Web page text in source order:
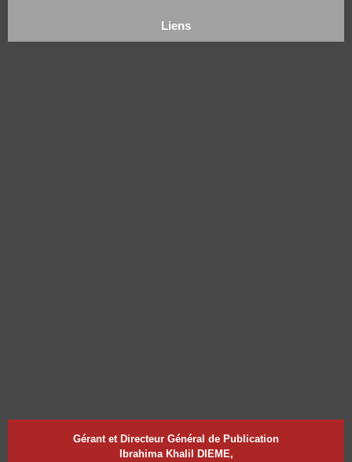
Liens
Gérant et Directeur Général de Publication
Ibrahima Khalil DIEME,